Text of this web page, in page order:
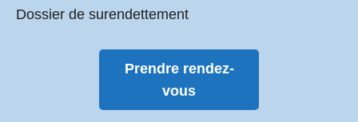
Dossier de surendettement
Prendre rendez-
vous